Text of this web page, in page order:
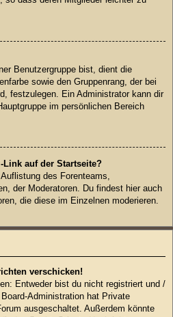
Benutzergruppe bist, dient die
sowie den Gruppenrang, der bei
festzulegen. Ein Administrator kann dir
im persönlichen Bereich
Link auf der Startseite?
des Forenteams,
der Moderatoren. Du findest hier auch
die diese im Einzelnen moderieren.
verschicken!
Entweder bist du nicht registriert und /
Administration hat Private
ausgeschaltet. Außerdem könnte